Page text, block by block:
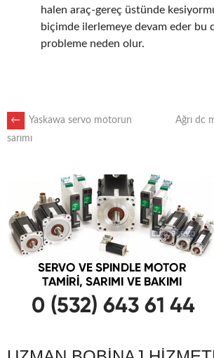
halen araç-gereç üstünde
biçimde ilerlemeye devam eder bu
probleme neden olur.
POST
NAVIGATION
←
Yaskawa servo motorun
sarımı
Ağrı dc